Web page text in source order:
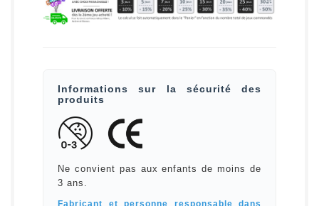
Informations sur la sécurité des
produits
Ne convient pas aux enfants de moins de
3 ans.
Fabricant et personne responsable dans